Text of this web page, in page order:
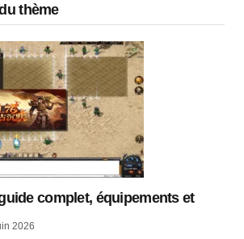
thème
complet, équipements et
2026